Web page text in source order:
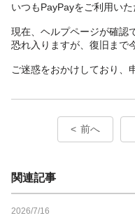
いつもPayPayをご利用い
現在、ヘルプページが確認
恐れ入りますが、復旧まで
ご迷惑をおかけしており、
前へ
関連記事
2026/7/16